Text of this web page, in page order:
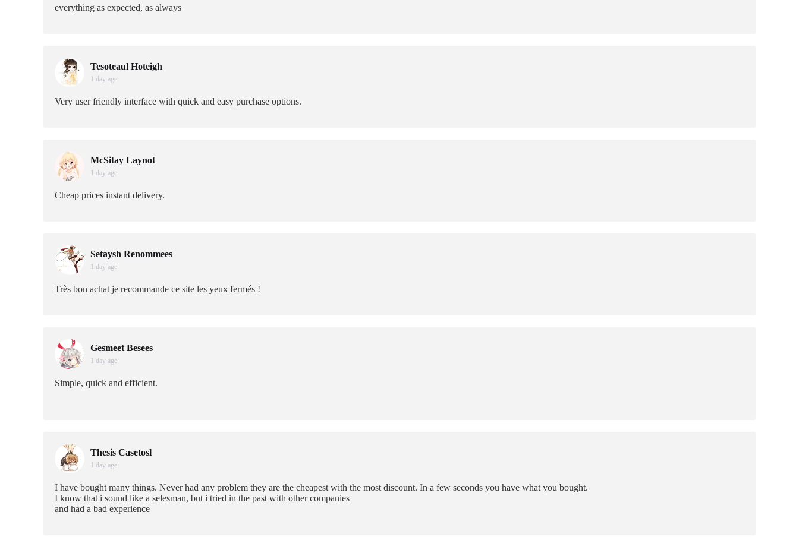
everything as expected, as always
Tesoteaul Hoteigh
1 day age
Very user friendly interface with quick and easy purchase options.
McSitay Laynot
1 day age
Cheap prices instant delivery.
Setaysh Renommees
1 day age
Très bon achat je recommande ce site les yeux fermés !
Gesmeet Besees
1 day age
Simple, quick and efficient.
Thesis Casetosl
1 day age
I have bought many things. Never had any problem they are the cheapest with the most discount. In a few seconds you have what you bought.
I know that i sound like a selesman, but i tried in the past with other companies
and had a bad experience